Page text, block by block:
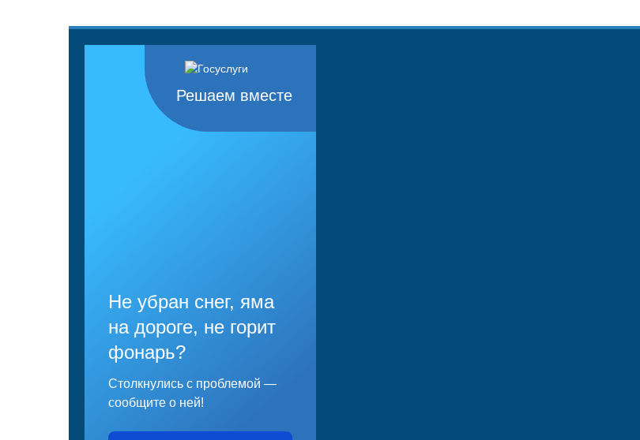
Решаем вместе
Не убран снег, яма
на дороге, не горит
фонарь?
Столкнулись с проблемой —
сообщите о ней!